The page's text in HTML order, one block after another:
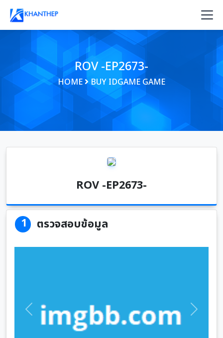
ROV -EP2673-
HOME BUY IDGAME GAME
ROV -EP2673-
1 ตรวจสอบข้อมูล
Previous Next